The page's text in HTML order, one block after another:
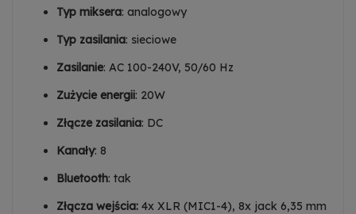
Typ miksera: analogowy
Typ zasilania: sieciowe
Zasilanie: AC 100-240V, 50/60 Hz
Zużycie energii: 20W
Złącze zasilania: DC
Kanały: 8
Bluetooth: tak
Złącza wejścia: 4x XLR (MIC1-4), 8x jack 6,35 mm